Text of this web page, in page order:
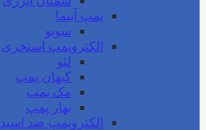
پمپ آبنما
سوبو
الکتروپمپ استخری
لئو
کیهان پمپ
مک پمپ
بهار پمپ
الکتروپمپ ضد